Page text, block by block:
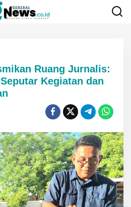
Ruang Jurnalis:
Kegiatan dan